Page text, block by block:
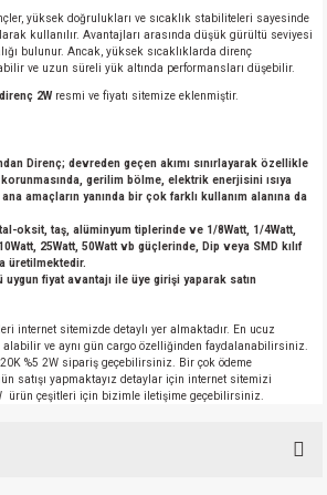
yüksek doğrulukları ve sıcaklık stabiliteleri sayesinde
kullanılır. Avantajları arasında düşük gürültü seviyesi
bulunur. Ancak, yüksek sıcaklıklarda direnç
ve uzun süreli yük altında performansları düşebilir.
2Wresmi ve fiyatı sitemize eklenmiştir.
Direnç; devreden geçen akımı sınırlayarak özellikle
gerilim bölme, elektrik enerjisini ısıya
amaçların yanında bir çok farklı kullanım alanına da
oksit, taş, alüminyum tiplerinde ve 1/8Watt, 1/4Watt,
25Watt, 50Watt vb güçlerinde, Dip veya SMD kılıf
üretilmektedir.
uygun fiyat avantajı ile üye girişi yaparak satın
internet sitemizde detaylı yer almaktadır. En ucuz
alabilir ve aynı gün cargo özelliğinden faydalanabilirsiniz.
%5 2W sipariş geçebilirsiniz. Bir çok ödeme
satışı yapmaktayız detaylar için internet sitemizi
ürün çeşitleri için bizimle iletişime geçebilirsiniz.